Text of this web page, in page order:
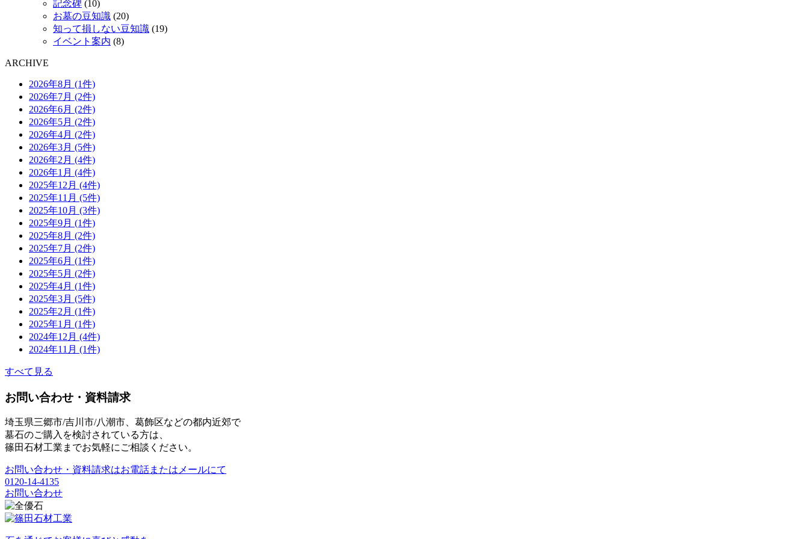
記念碑 (10)
お墓の豆知識 (20)
知って損しない豆知識 (19)
イベント案内 (8)
ARCHIVE
2026年8月 (1件)
2026年7月 (2件)
2026年6月 (2件)
2026年5月 (2件)
2026年4月 (2件)
2026年3月 (5件)
2026年2月 (4件)
2026年1月 (4件)
2025年12月 (4件)
2025年11月 (5件)
2025年10月 (3件)
2025年9月 (1件)
2025年8月 (2件)
2025年7月 (2件)
2025年6月 (1件)
2025年5月 (2件)
2025年4月 (1件)
2025年3月 (5件)
2025年2月 (1件)
2025年1月 (1件)
2024年12月 (4件)
2024年11月 (1件)
すべて見る
お問い合わせ・資料請求
埼玉県三郷市/吉川市/八潮市、葛飾区などの都内近郊で
墓石のご購入を検討されている方は、
篠田石材工業までお気軽にご相談ください。
お問い合わせ・資料請求はお電話またはメールにて
0120-14-4135
お問い合わせ